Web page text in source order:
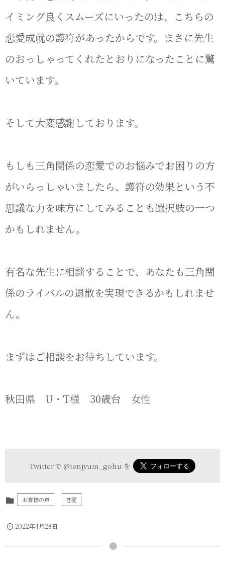
イミング良くスムーズにいったのは、こちらの
恋愛成就の護符があったからです。まさに先生
のおっしゃってくれたとおりになったことに驚
いています。
そして大変感謝しております。
もしも三角関係の恋愛でのお悩みでお困りの方
がいらっしゃいましたら、護符の効果という不
思議な力を味方にしてみることも選択肢の一つ
かもしれません。
有名な先生に相談することで、あなたも三角関
係のライバルの退散を実現できるかもしれませ
ん。
まずはご相談をお待ちしています。
秋田県 U・T様 30歳台 女性
Twitter で@tenjyuin_gohu を
お客様の声 恋愛
2022年4月28日